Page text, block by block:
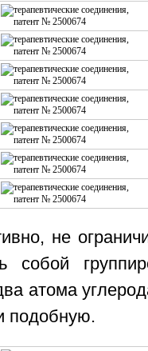
не
собой
атома
подобную.